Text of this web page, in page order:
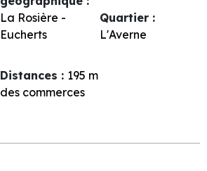
La Rosière -
Eucherts
Quartier :
L'Averne
Distances : 195 m
des commerces